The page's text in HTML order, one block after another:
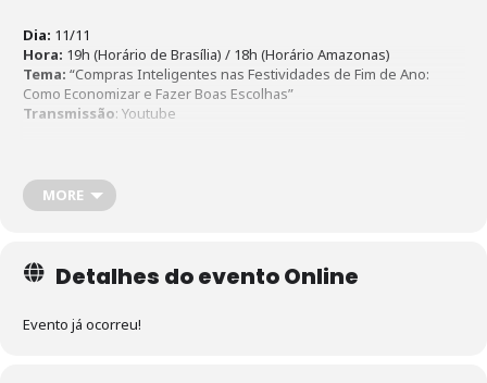
Dia: 11/11
Hora: 19h (Horário de Brasília) / 18h (Horário Amazonas)
Tema: “Compras Inteligentes nas Festividades de Fim de Ano:
Como Economizar e Fazer Boas Escolhas”
Transmissão: Youtube
Final de ano chegando – festas, presentes, compras… E agora?!
inteligentes nesta época do ano!
MORE
Detalhes do evento Online
Evento já ocorreu!